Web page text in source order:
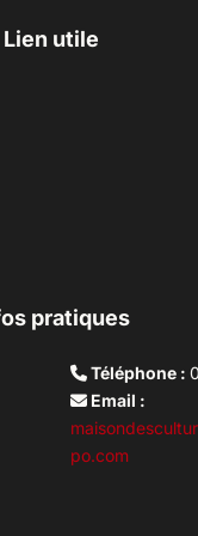
Lien utile
pratiques
Téléphone :
Email :
po.com